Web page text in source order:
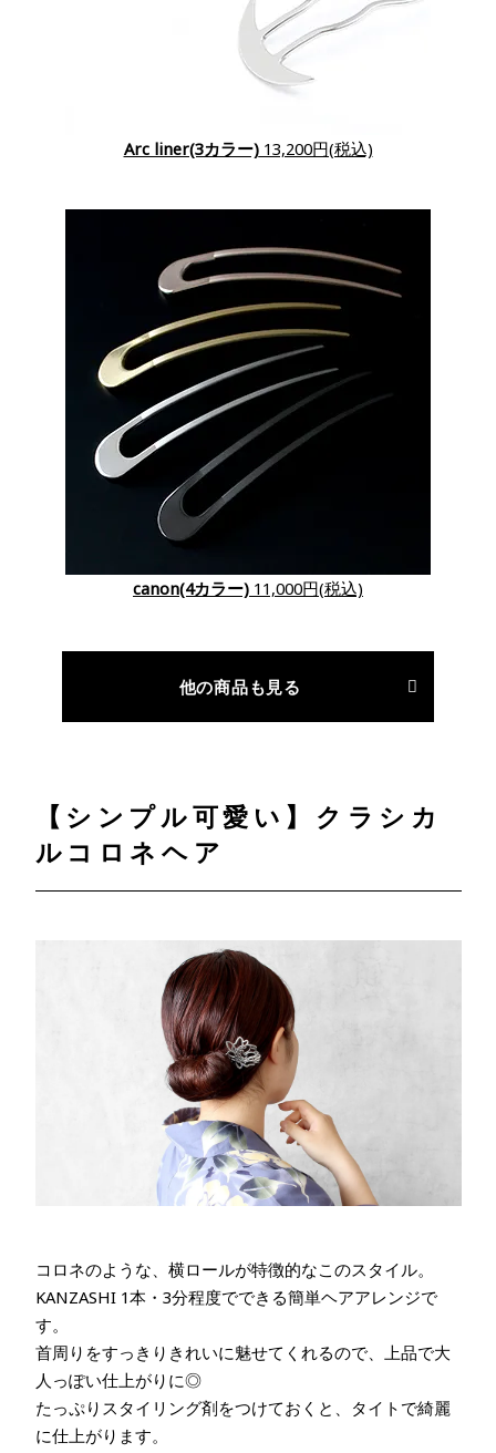
Arc liner(3カラー)13,200円(税込)
canon(4カラー) 11,000円(税込)
他の商品も見る
【シンプル可愛い】クラシカ
ルコロネヘア
コロネのような、横ロールが特徴的なこのスタイル。
KANZASHI 1本・3分程度でできる簡単ヘアアレンジで
す。
首周りをすっきりきれいに魅せてくれるので、上品で大
人っぽい仕上がりに◎
たっぷりスタイリング剤をつけておくと、タイトで綺麗
に仕上がります。